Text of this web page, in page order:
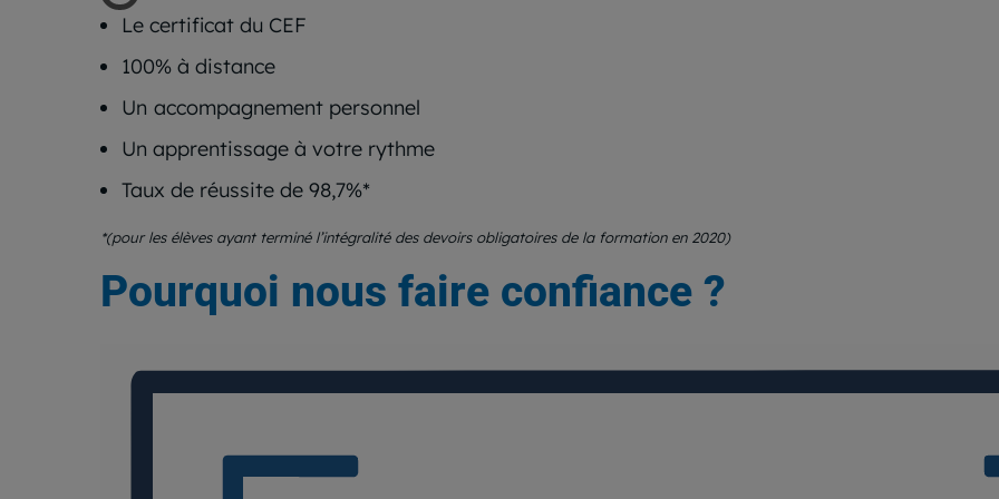
Le certificat du CEF
100% à distance
Un accompagnement personnel
Un apprentissage à votre rythme
Taux de réussite de 98,7%*
*(pour les élèves ayant terminé l’intégralité des devoirs obligatoires de la formation en 2020)
Pourquoi nous faire confiance ?